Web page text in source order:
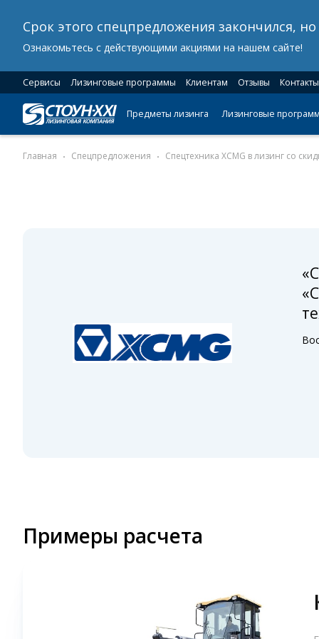
Срок этого спецпредложения закончился,
Ознакомьтесь с действующими акциями на нашем сайте!
Сервисы Лизинговые программы Клиентам Отзывы Контакты
Предметы лизинга Лизинговые
Главная Спецпредложения Спецтехника XCMG в лизинг со
Примеры расчета